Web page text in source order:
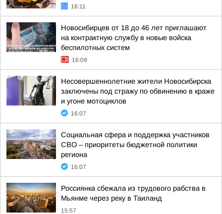
16:11
Новосибирцев от 18 до 46 лет приглашают
на контрактную службу в новые войска
беспилотных систем
16:09
Несовершеннолетние жители Новосибирска
заключены под стражу по обвинению в краже
и угоне мотоциклов
16:07
Социальная сфера и поддержка участников
СВО – приоритеты бюджетной политики
региона
16:07
Россиянка сбежала из трудового рабства в
Мьянме через реку в Таиланд
15:57